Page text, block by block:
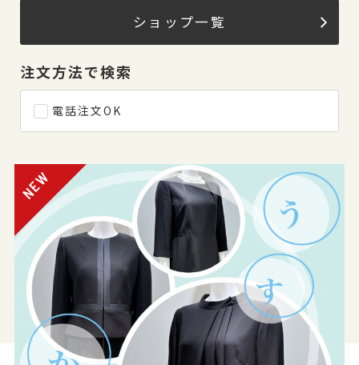
ショップ一覧
注文方法で検索
電話注文OK